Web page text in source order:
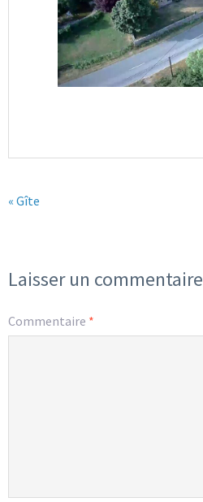
« Gîte
Laisser un commentaire
Commentaire *